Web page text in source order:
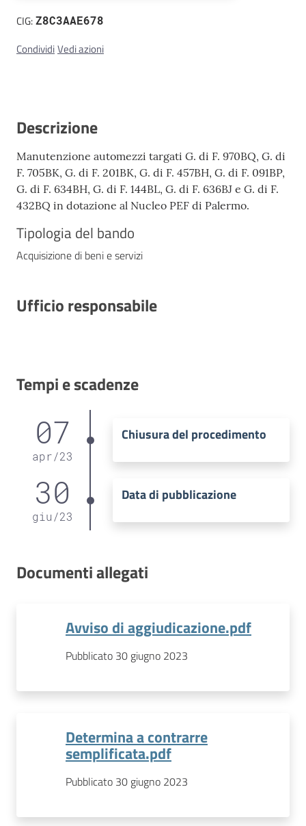
CIG:Z8C3AAE678
CondividiVedi azioni
Descrizione
Manutenzione automezzi targati G. di F. 970BQ, G. di
F. 705BK, G. di F. 201BK, G. di F. 457BH, G. di F. 091BP,
G. di F. 634BH, G. di F. 144BL, G. di F. 636BJ e G. di F.
432BQ in dotazione al Nucleo PEF di Palermo.
Tipologia del bando
Acquisizione di beni e servizi
Ufficio responsabile
Tempi e scadenze
07
apr/23
Chiusura del procedimento
30
giu /23
Data di pubblicazione
Documenti allegati
Avviso di aggiudicazione.pdf
Pubblicato 30 giugno 2023
Determina a contrarre
semplificata.pdf
Pubblicato 30 giugno 2023